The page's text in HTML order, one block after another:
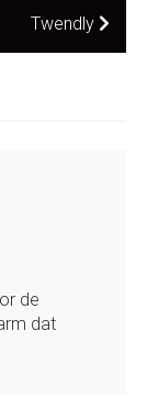
Twendly
de
dat